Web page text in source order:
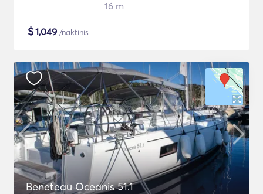
16 m
$1,049 /naktinis
Beneteau Oceanis 51.1